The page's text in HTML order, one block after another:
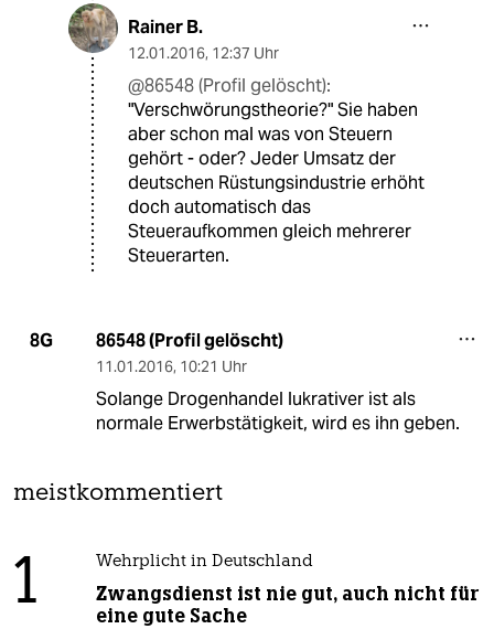
Rainer B.
12.01.2016, 12:37 Uhr
@86548 (Profil gelöscht):
"Verschwörungstheorie?" Sie haben
aber schon mal was von Steuern
gehört - oder? Jeder Umsatz der
deutschen Rüstungsindustrie erhöht
doch automatisch das
Steueraufkommen gleich mehrerer
Steuerarten.
8G 86548 (Profil gelöscht)
11.01.2016, 10:21 Uhr
Solange Drogenhandel lukrativer ist als
normale Erwerbstätigkeit, wird es ihn geben.
meistkommentiert
1 Wehrplicht in Deutschland
Zwangsdienst ist nie gut, auch nicht für
eine gute Sache